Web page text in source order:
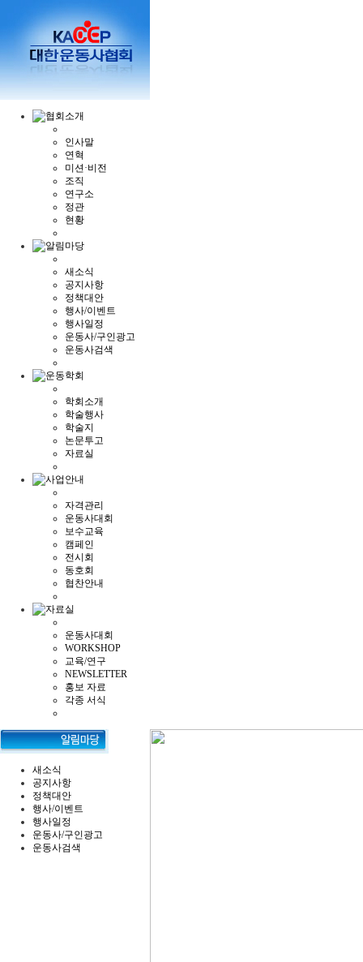
인사말
연혁
미션·비전
조직
연구소
정관
현황
새소식
공지사항
정책대안
행사/이벤트
행사일정
운동사/구인광고
운동사검색
학회소개
학술행사
학술지
논문투고
자료실
자격관리
운동사대회
보수교육
캠페인
전시회
동호회
협찬안내
운동사대회
WORKSHOP
교육/연구
NEWSLETTER
홍보 자료
각종 서식
새소식
공지사항
정책대안
행사/이벤트
행사일정
운동사/구인광고
운동사검색